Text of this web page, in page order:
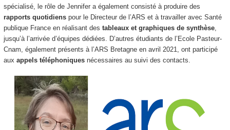
spécialisé, le rôle de Jennifer a également consisté à produire des
rapports quotidienspour le Directeur de l’ARS et à travailler avec Santé
publique France en réalisant des tableaux et graphiques de synthèse,
jusqu’à l’arrivée d’équipes dédiées. D’autres étudiants de l’Ecole Pasteur-
Cnam, également présents à l’ARS Bretagne en avril 2021, ont participé
aux appels téléphoniques nécessaires au suivi des contacts.